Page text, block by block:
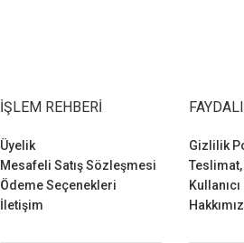
İŞLEM REHBERI
Üyelik
Mesafeli Satış Sözleşmesi
Ödeme Seçenekleri
İletişim
Gizlilik